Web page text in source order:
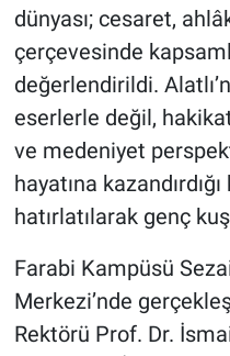
dünyası; cesaret,
çerçevesinde
değerlendirildi.
eserlerle değil,
ve medeniyet
hayatına
hatırlatılarak genç
Farabi Kampüsü
Merkezi’nde
Rektörü Prof. Dr.